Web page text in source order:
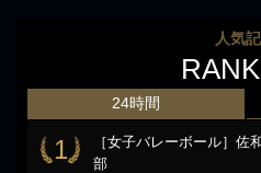
人気
24時間
1
［女子バレーボール］佐
部